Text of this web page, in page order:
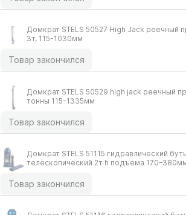
Домкрат STELS 50527 High Jack реечный
3т, 115-1030мм
Товар закончился
Домкрат STELS 50529 high jack реечный
тонны 115-1335мм
Товар закончился
Домкрат STELS 51115 гидравлический
телескопический 2т h подъема
Товар закончился